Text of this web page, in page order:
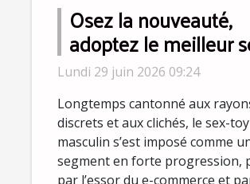
Osez la nouveauté,
adoptez le meilleur
pour homme selon les
sexologues
Lundi 29 juin 2026 09:24
Longtemps cantonné aux
discrets et aux clichés, le sex-toy
masculin s’est imposé comme
segment en forte progression,
par l’essor du e-commerce et